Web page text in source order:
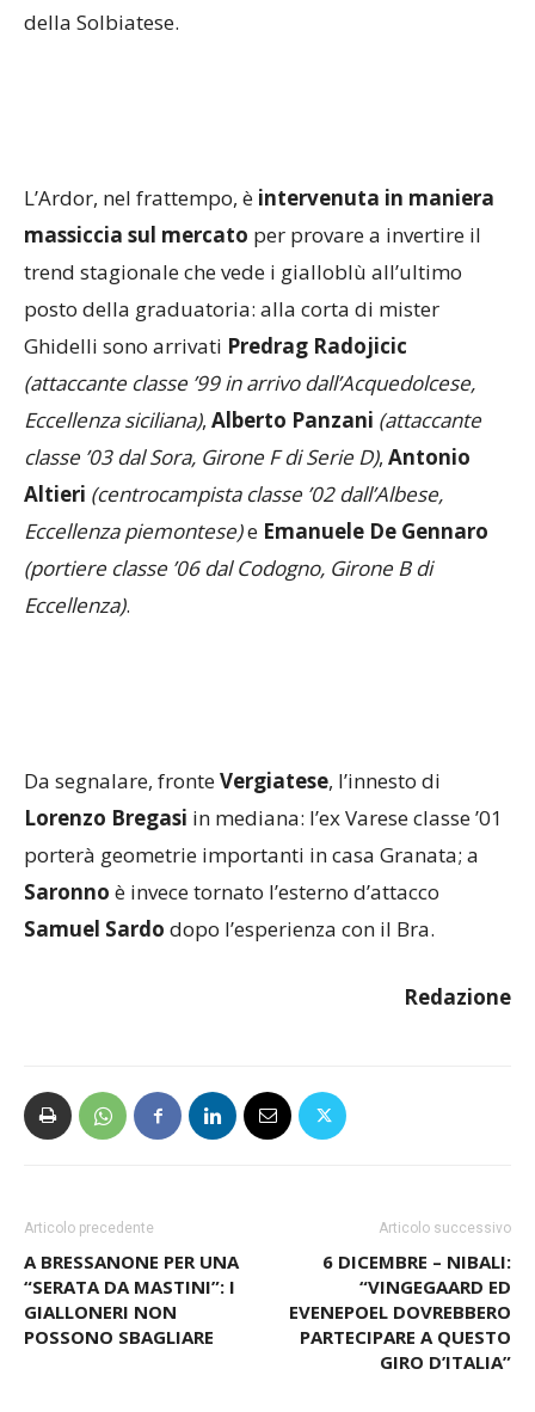
della Solbiatese.
massiccia sul mercatoper provare a invertire il
trend stagionale che vede i gialloblù all’ultimo
posto della graduatoria: alla corta di mister
Ghidelli sono arrivatiPredrag Radojicic
(attaccante classe ’99 in arrivo dall’Acquedolcese,
Eccellenza siciliana),Alberto Panzani(attaccante
classe ’03 dal Sora, Girone F di Serie D) ,Antonio
Altieri (centrocampista classe ’02 dall’Albese,
Eccellenza piemontese) eEmanuele De Gennaro
(portiere classe ’06 dal Codogno, Girone B di
Eccellenza).
Lorenzo Bregasiin mediana: l’ex Varese classe ’01
porterà geometrie importanti in casa Granata; a
Saronnoè invece tornato l’esterno d’attacco
Samuel Sardodopo l’esperienza con il Bra.
A BRESSANONE PER UNA
“SERATA DA MASTINI”: I
GIALLONERI NON
POSSONO SBAGLIARE
6 DICEMBRE – NIBALI:
EVENEPOEL DOVREBBERO
PARTECIPARE A QUESTO
GIRO D’ITALIA”